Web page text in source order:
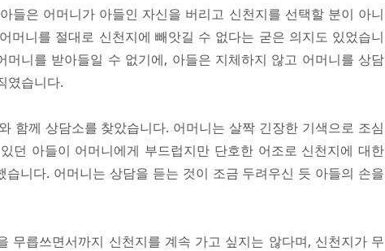
들은 어머니가 아들인 자신을 버리고 신천지를 선택할 분이 아니
머니를 절대로 신천지에 빼앗길 수 없다는 굳은 의지도 있었습니
머니를 받아들일 수 없기에, 아들은 지체하지 않고 어머니를 상담
였습니다.
함께 상담소를 찾았습니다. 어머니는 살짝 긴장한 기색으로 조심
던 아들이 어머니에게 부드럽지만 단호한 어조로 신천지에 대한
습니다. 어머니는 상담을 듣는 것이 조금 두려우신 듯 아들의 손을
무릅쓰면서까지 신천지를 계속 가고 싶지는 않다며, 신천지가 무